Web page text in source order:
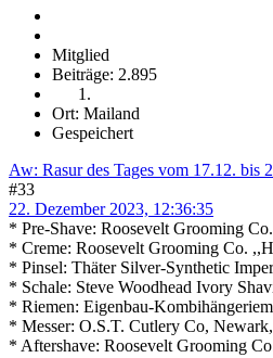
Mitglied
Beiträge: 2.895
Ort: Mailand
Gespeichert
Aw: Rasur des Tages vom 17.12. bis
#33
22. Dezember 2023, 12:36:35
* Pre-Shave: Roosevelt Grooming
* Creme: Roosevelt Grooming Co.
* Pinsel: Thäter Silver-Synthetic
* Schale: Steve Woodhead Ivory
* Riemen: Eigenbau-
* Messer: O.S.T. Cutlery Co,
* Aftershave: Roosevelt Grooming